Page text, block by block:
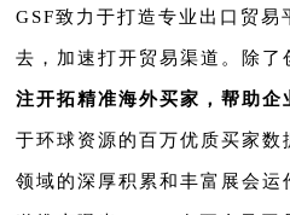
GSF致力于打造专业出口贸易
去，加速打开贸易渠道。除了
注开拓精准海外买家，帮助企
于环球资源的百万优质买家
领域的深厚积累和丰富展会运